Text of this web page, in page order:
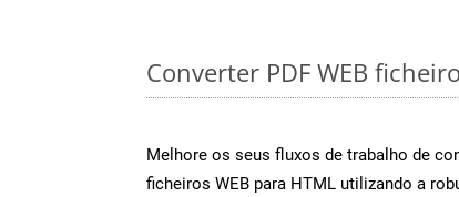
Converter PDF WEB
Melhore os seus fluxos de trabalho de
ficheiros WEB para HTML utilizando a